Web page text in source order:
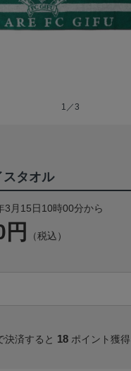
1／3
スタオル
3月15日10時00分から
（税込）
決済すると 18 ポイント獲得